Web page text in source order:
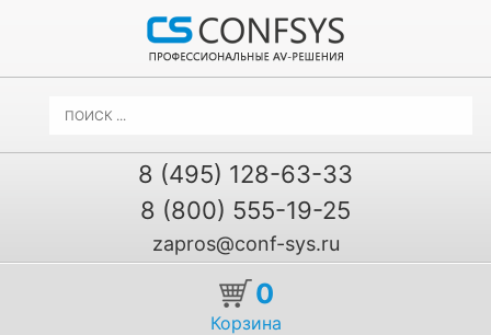
8 (495) 128-63-33
8 (800) 555-19-25
zapros@conf-sys.ru
0
Корзина